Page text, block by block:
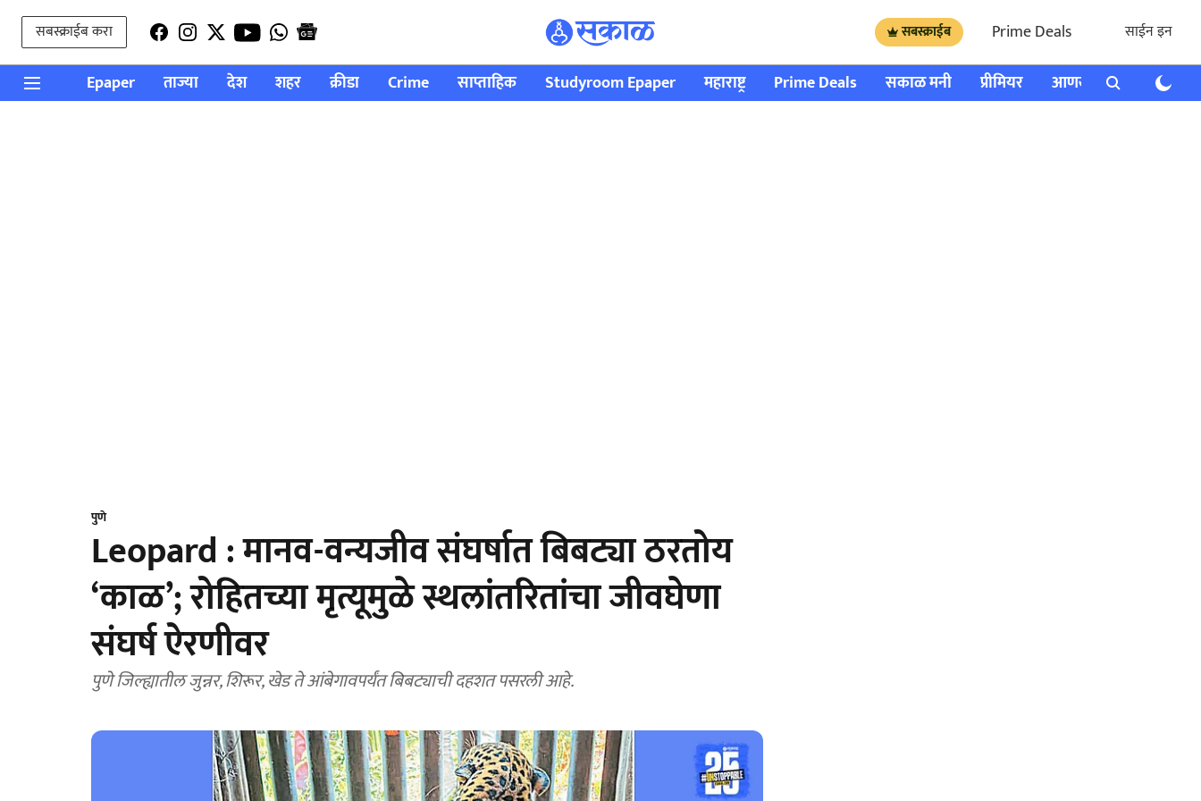
सबस्क्राईब करा सबस्क्राईब Prime Deals साईन इन
Epaper ताज्या देश शहर क्रीडा Crime साप्ताहिक Studyroom Epaper महाराष्ट्र Prime Deals सकाळ मनी प्रीमियर आणखी राशी भविष्य
पुणे
Leopard : मानव-वन्यजीव संघर्षात बिबट्या ठरतोय
‘काळ’; रोहितच्या मृत्यूमुळे स्थलांतरितांचा जीवघेणा
संघर्ष ऐरणीवर
पुणे जिल्ह्यातील जुन्नर, शिरूर, खेड ते आंबेगावपर्यंत बिबट्याची दहशत पसरली आहे.